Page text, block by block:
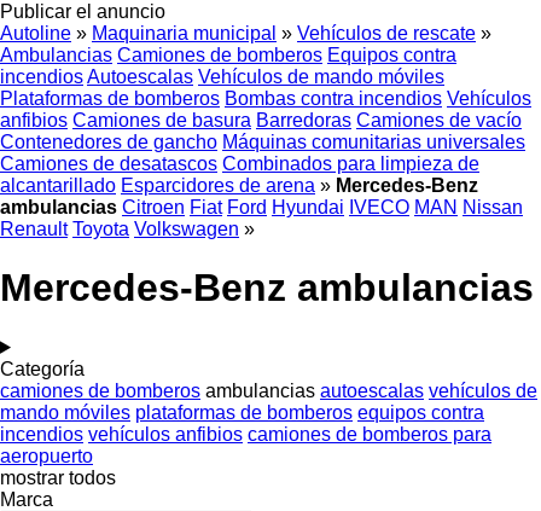
Publicar el anuncio
Autoline » Maquinaria municipal » Vehículos de rescate »
Ambulancias Camiones de bomberos Equipos contra
incendiosAutoescalas Vehículos de mando móviles
Plataformas de bomberos Bombas contra incendios Vehículos
anfibios Camiones de basura Barredoras Camiones de vacío
Contenedores de gancho Máquinas comunitarias universales
Camiones de desatascos Combinados para limpieza de
alcantarillado Esparcidores de arena » Mercedes-Benz
ambulancias Citroen Fiat Ford Hyundai IVECO MAN Nissan
Renault Toyota Volkswagen »
Mercedes-Benz ambulancias
Categoría
camiones de bomberos ambulancias autoescalas vehículos de
mando móviles plataformas de bomberos equipos contra
incendios vehículos anfibios camiones de bomberos para
aeropuerto
mostrar todos
Marca